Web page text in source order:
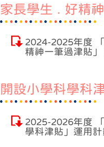
家長學生 . 好精
2024-2025年度
精神一筆過津貼
開設小學科學科
2025-2026年度
學科津貼」運用